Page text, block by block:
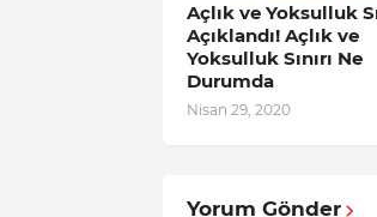
Açlık ve Yoksulluk
Açıklandı! Açlık ve
Yoksulluk Sınırı Ne
Durumda
Nisan 29, 2020
Yorum Gönder